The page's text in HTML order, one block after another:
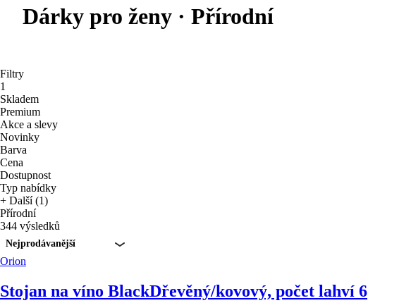
Dárky pro ženy · Přírodní
Filtry
1
Skladem
Premium
Akce a slevy
Novinky
Barva
Cena
Dostupnost
Typ nabídky
+ Další (1)
Přírodní
344 výsledků
Nejprodávanější
Orion
Stojan na víno BlackDřevěný/kovový, počet lahví 6